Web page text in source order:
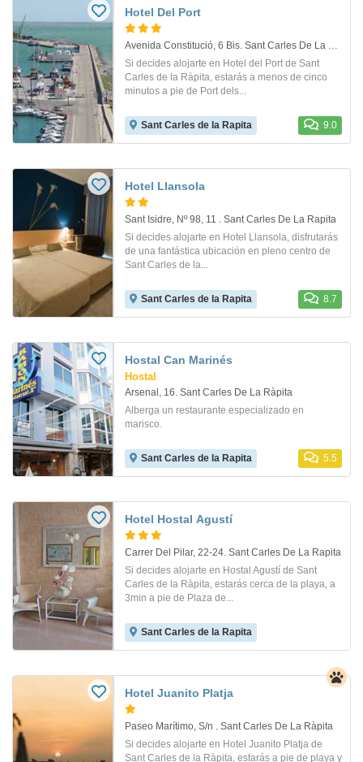
Hotel Del Port
Avenida Constitució, 6 Bis. Sant Carles De La Ràpita
Si decides alojarte en Hotel del Port de Sant
Carles de la Ràpita, estarás a menos de cinco
minutos a pie de Port dels...
Sant Carles de la Rapita 9.0
Hotel Llansola
Sant Isidre, Nº 98, 11 . Sant Carles De La Rapita
Si decides alojarte en Hotel Llansola, disfrutarás
de una fantástica ubicación en pleno centro de
Sant Carles de la...
Sant Carles de la Rapita 8.7
Hostal Can Marinés
Hostal
Arsenal, 16. Sant Carles De La Ràpita
Alberga un restaurante especializado en
marisco.
Sant Carles de la Rapita 5.5
Hotel Hostal Agustí
Carrer Del Pilar, 22-24. Sant Carles De La Rapita
Si decides alojarte en Hostal Agustí de Sant
Carles de la Ràpita, estarás cerca de la playa, a
3min a pie de Plaza de...
Sant Carles de la Rapita
Hotel Juanito Platja
Paseo Marítimo, S/n . Sant Carles De La Ràpita
Si decides alojarte en Hotel Juanito Platja de
Sant Carles de la Ràpita, estarás a pie de playa y